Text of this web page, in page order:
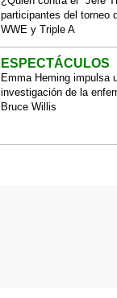
participantes del torneo
WWE y Triple A
ESPECTÁCULOS
Emma Heming impulsa
investigación de la
Bruce Willis